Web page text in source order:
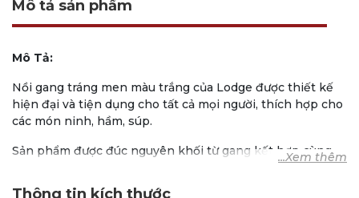
Mô tả sản phẩm
Mô Tả:
Nồi gang tráng men màu trắng của Lodge được thiết kế
hiện đại và tiện dụng cho tất cả mọi người, thích hợp cho
các món ninh, hầm, súp.
Sản phẩm được đúc nguyên khối từ gang kết hợp cùng
của bạn.
Thông tin kích thước